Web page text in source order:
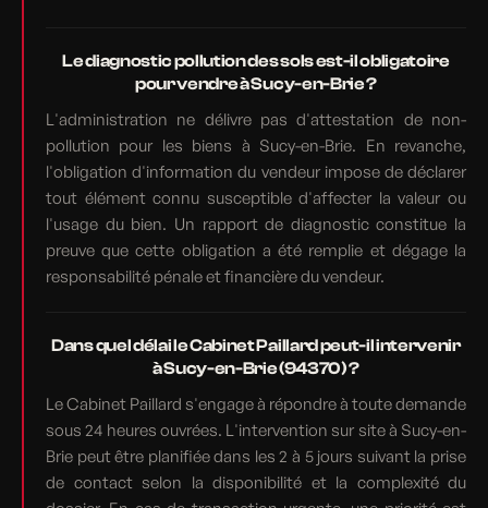
Le diagnostic pollution des sols est-il obligatoire
pour vendre à Sucy-en-Brie ?
L'administration ne délivre pas d'attestation de non-
pollution pour les biens à Sucy-en-Brie. En revanche,
l'obligation d'information du vendeur impose de déclarer
tout élément connu susceptible d'affecter la valeur ou
l'usage du bien. Un rapport de diagnostic constitue la
preuve que cette obligation a été remplie et dégage la
responsabilité pénale et financière du vendeur.
Dans quel délai le Cabinet Paillard peut-il intervenir
à Sucy-en-Brie (94370) ?
Le Cabinet Paillard s'engage à répondre à toute demande
sous 24 heures ouvrées. L'intervention sur site à Sucy-en-
Brie peut être planifiée dans les 2 à 5 jours suivant la prise
de contact selon la disponibilité et la complexité du